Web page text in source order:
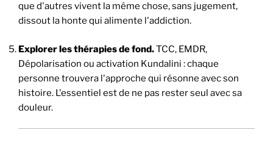
que d'autres vivent la même chose, sans jugement,
dissout la honte qui alimente l'addiction.
Explorer les thérapies de fond.TCC, EMDR,
Dépolarisation ou activation Kundalini : chaque
personne trouvera l'approche qui résonne avec son
histoire. L'essentiel est de ne pas rester seul avec sa
douleur.